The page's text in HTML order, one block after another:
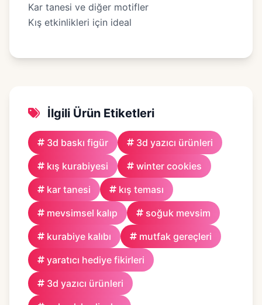
Kar tanesi ve diğer motifler
Kış etkinlikleri için ideal
İlgili Ürün Etiketleri
3d baskı figür
3d yazıcı ürünleri
kış kurabiyesi
winter cookies
kar tanesi
kış teması
mevsimsel kalıp
soğuk mevsim
kurabiye kalıbı
mutfak gereçleri
yaratıcı hediye fikirleri
3d yazıcı ürünleri